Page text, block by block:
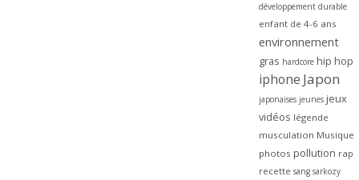
développement durable
enfant de 4-6 ans
environnement
gras hardcore hip hop
iphone Japon
japonaises jeunes jeux
vidéos légende
musculation Musique
photos pollution rap
recette sang sarkozy